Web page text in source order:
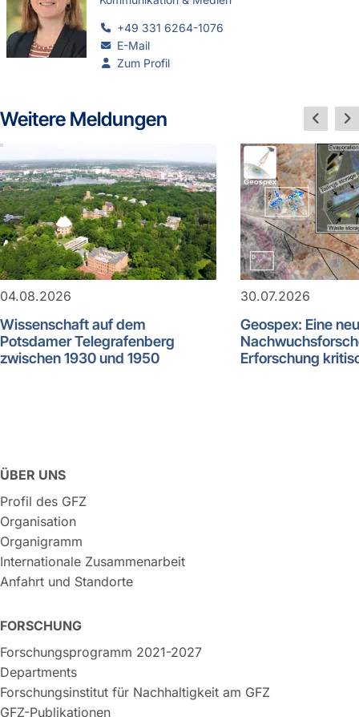
+49 331 6264-1076
E-Mail
Zum Profil
Weitere Meldungen
04.08.2026
Wissenschaft auf dem
Potsdamer Telegrafenberg
zwischen 1930 und 1950
30.07.2026
Geospex: Eine
Erforschung
ÜBER UNS
Profil des GFZ
Organisation
Organigramm
Internationale Zusammenarbeit
Anfahrt und Standorte
FORSCHUNG
Forschungsprogramm 2021-2027
Departments
Forschungsinstitut für Nachhaltigkeit am GFZ
GFZ-Publikationen